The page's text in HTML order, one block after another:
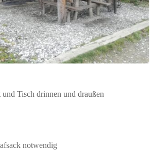
Tisch drinnen und draußen
notwendig